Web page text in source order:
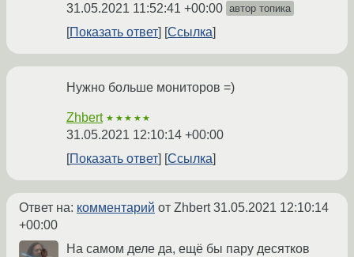
31.05.2021 11:52:41 +00:00 автор топика
Показать ответ Ссылка
Нужно больше мониторов =)
Zhbert ★★★★★
31.05.2021 12:10:14 +00:00
Показать ответ
Ссылка
Ответ на: комментарий от Zhbert31.05.2021 12:10:14
+00:00
На самом деле да, ещё бы пару десятков